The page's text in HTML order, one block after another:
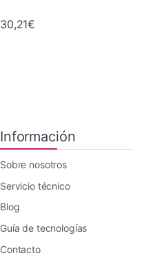
30,21€
Información
Sobre nosotros
Servicio técnico
Blog
Guía de tecnologías
Contacto